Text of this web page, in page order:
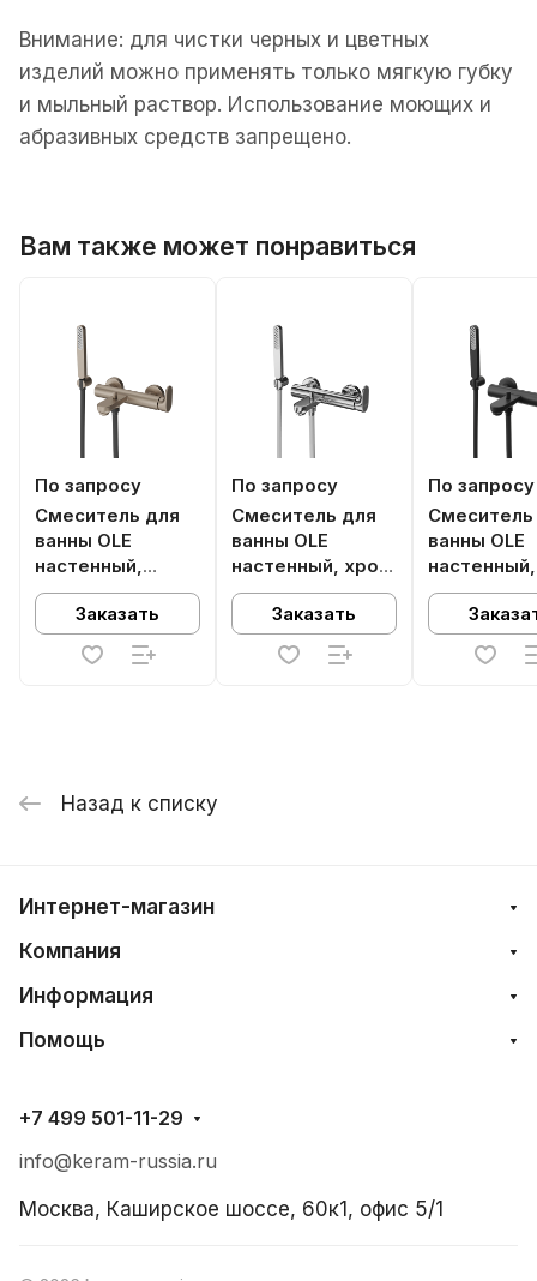
Внимание: для чистки черных и цветных
изделий можно применять только мягкую губку
и мыльный раствор. Использование моющих и
абразивных средств запрещено.
Вам также может понравиться
По запросу
Смеситель для
ванны OLE
настенный,
золотой
атласный
Заказать
По запросу
Смеситель для
ванны OLE
настенный, хром
глянец
Заказать
По запросу
Смеситель
ванны OLE
настенный,
матовый
Назад к списку
Интернет-магазин
Компания
Информация
Помощь
+7 499 501-11-29
info@keram-russia.ru
Москва, Каширское шоссе, 60к1, офис 5/1